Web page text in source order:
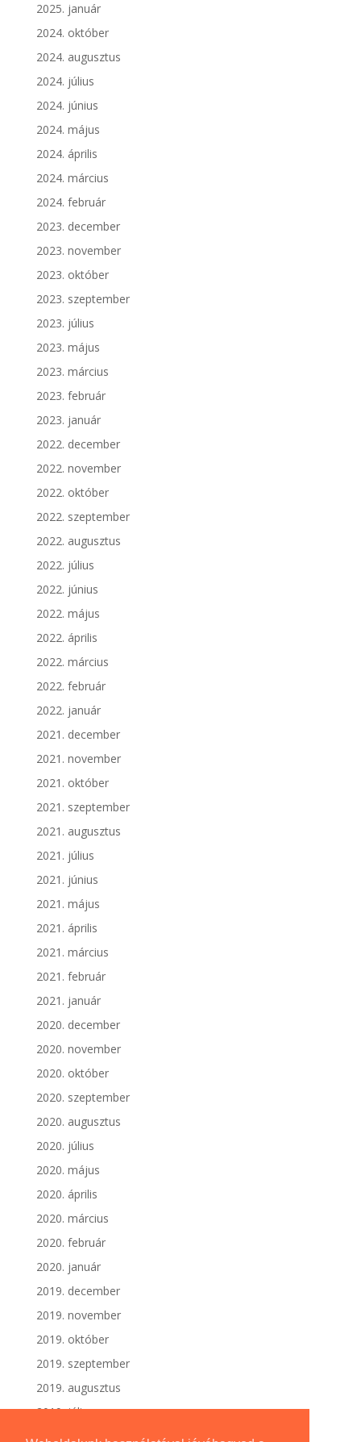
2025. január
2024. október
2024. augusztus
2024. július
2024. június
2024. május
2024. április
2024. március
2024. február
2023. december
2023. november
2023. október
2023. szeptember
2023. július
2023. május
2023. március
2023. február
2023. január
2022. december
2022. november
2022. október
2022. szeptember
2022. augusztus
2022. július
2022. június
2022. május
2022. április
2022. március
2022. február
2022. január
2021. december
2021. november
2021. október
2021. szeptember
2021. augusztus
2021. július
2021. június
2021. május
2021. április
2021. március
2021. február
2021. január
2020. december
2020. november
2020. október
2020. szeptember
2020. augusztus
2020. július
2020. május
2020. április
2020. március
2020. február
2020. január
2019. december
2019. november
2019. október
2019. szeptember
2019. augusztus
2019. július
2019. június